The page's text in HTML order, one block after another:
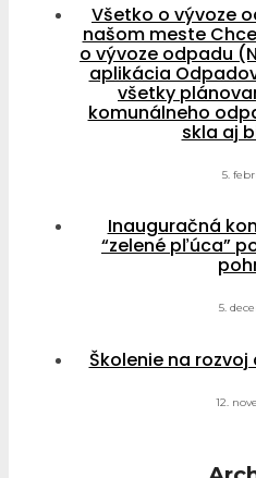
Všetko o vývoze
našom meste
o vývoze odpadu
aplikácia
všetky
komunálneho
skla aj
5.
Inauguračná
“zelené pľúca”
5.
Školenie na
12.